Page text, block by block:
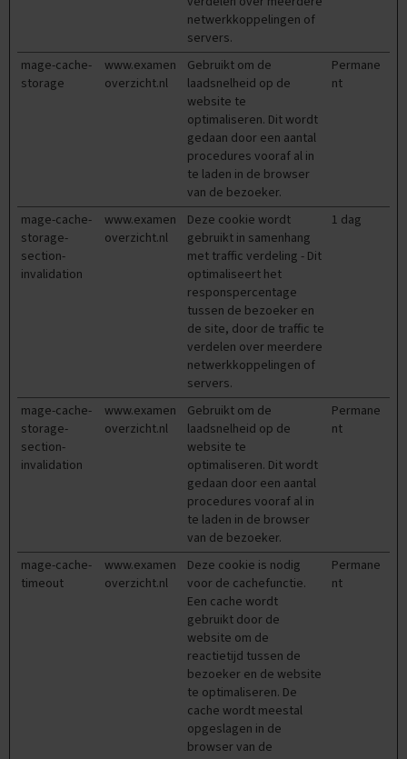
e
n
e
G
e
s
c
s
E
x
a
i
p
s
netwerkkoppelingen of
servers.
mage-cache-
storage
www.examen
overzicht.nl
Gebruikt om de
laadsnelheid op de
website te
optimaliseren. Dit wordt
gedaan door een aantal
procedures vooraf al in
te laden in de browser
van de bezoeker.
Permane
nt
mage-cache-
storage-
section-
invalidation
www.examen
overzicht.nl
Deze cookie wordt
gebruikt in samenhang
met traffic verdeling - Dit
optimaliseert het
responspercentage
tussen de bezoeker en
de site, door de traffic te
verdelen over meerdere
netwerkkoppelingen of
servers.
1 dag
mage-cache-
storage-
section-
invalidation
www.examen
overzicht.nl
Gebruikt om de
laadsnelheid op de
website te
optimaliseren. Dit wordt
gedaan door een aantal
procedures vooraf al in
te laden in de browser
van de bezoeker.
Permane
nt
mage-cache-
timeout
www.examen
overzicht.nl
Deze cookie is nodig
voor de cachefunctie.
Een cache wordt
gebruikt door de
website om de
reactietijd tussen de
bezoeker en de website
te optimaliseren. De
cache wordt meestal
opgeslagen in de
browser van de
Permane
nt